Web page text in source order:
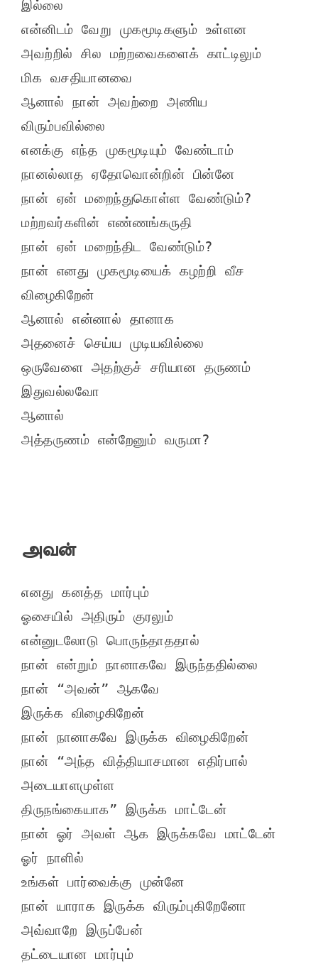
இல்லை
என்னிடம் வேறு முகமூடிகளும் உள்ளன
அவற்றில் சில மற்றவைகளைக் காட்டிலும்
மிக வசதியானவை
ஆனால் நான் அவற்றை அணிய
விரும்பவில்லை
எனக்கு எந்த முகமூடியும் வேண்டாம்
நானல்லாத ஏதோவொன்றின் பின்னே
நான் ஏன் மறைந்துகொள்ள வேண்டும்?
மற்றவர்களின் எண்ணங்கருதி
நான் ஏன் மறைந்திட வேண்டும்?
நான் எனது முகமூடியைக் கழற்றி வீச
விழைகிறேன்
ஆனால் என்னால் தானாக
அதனைச் செய்ய முடியவில்லை
ஒருவேளை அதற்குச் சரியான தருணம்
இதுவல்லவோ
ஆனால்
அவன்
எனது கனத்த மார்பும்
ஓசையில் அதிரும் குரலும்
என்னுடலோடு பொருந்தாததால்
நான் என்றும் நானாகவே இருந்ததில்லை
நான் “அவன்” ஆகவே
இருக்க விழைகிறேன்
நான் நானாகவே இருக்க விழைகிறேன்
நான் “அந்த வித்தியாசமான எதிர்பால்
அடையாளமுள்ள
திருநங்கையாக” இருக்க மாட்டேன்
நான் ஓர் அவள் ஆக இருக்கவே மாட்டேன்
ஓர் நாளில்
உங்கள் பார்வைக்கு முன்னே
நான் யாராக இருக்க விரும்புகிறேனோ
அவ்வாறே இருப்பேன்
தட்டையான மார்பும்